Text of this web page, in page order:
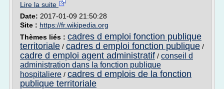
Lire la suite
Date: 2017-01-09 21:50:28
Site : https://fr.wikipedia.org
Thèmes liés : cadres d emploi fonction publique
territoriale / cadres d emploi fonction publique /
cadre d emploi agent administratif / conseil d
administration dans la fonction publique
hospitaliere / cadres d emplois de la fonction
publique territoriale